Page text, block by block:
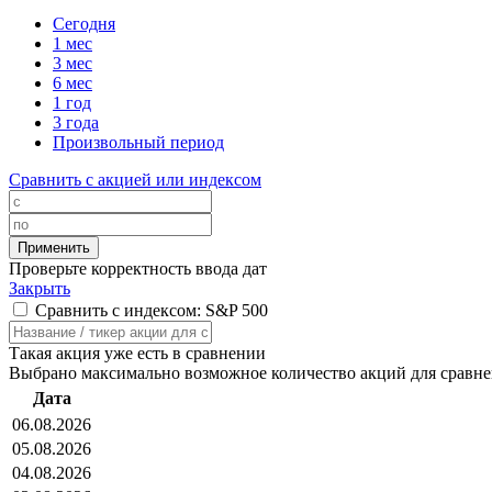
Сегодня
1 мес
3 мес
6 мес
1 год
3 года
Произвольный период
Сравнить с акцией или индексом
Проверьте корректность ввода дат
Закрыть
Сравнить с индексом: S&P 500
Такая акция уже есть в сравнении
Выбрано максимально возможное количество акций для
Дата
06.08.2026
05.08.2026
04.08.2026